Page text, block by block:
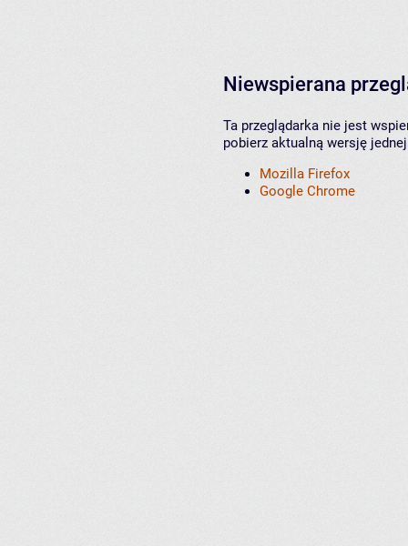
Niewspierana
Ta przeglądarka nie jest
pobierz aktualną wersję
Mozilla Firefox
Google Chrome